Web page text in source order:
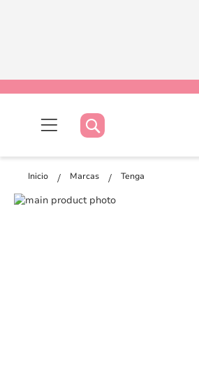
Buscar
Buscar
Inicio Marcas Tenga
Saltar